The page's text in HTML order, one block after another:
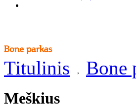
Titulinis Bone
Meškius